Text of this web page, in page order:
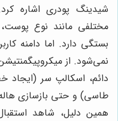
شیدینگ پودری اشاره
مختلفی مانند نوع
بستگی دارد. اما دامنه
نمی‌شود. از
دائم، اسکالپ سر
طاسی) و حتی بازسازی
همین دلیل، شاهد